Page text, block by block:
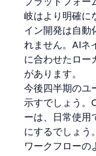
岐はより明確
イン開発は自動
れません。AIネ
に合わせたロー
があります。
今後四半期のユ
示すでしょう。
ーは、日常使用
にするでしょう
ワークフローの